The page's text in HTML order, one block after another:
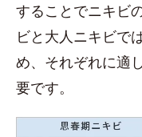
することでニキビ
ビと大人ニキビで
め、それぞれに適
要です。